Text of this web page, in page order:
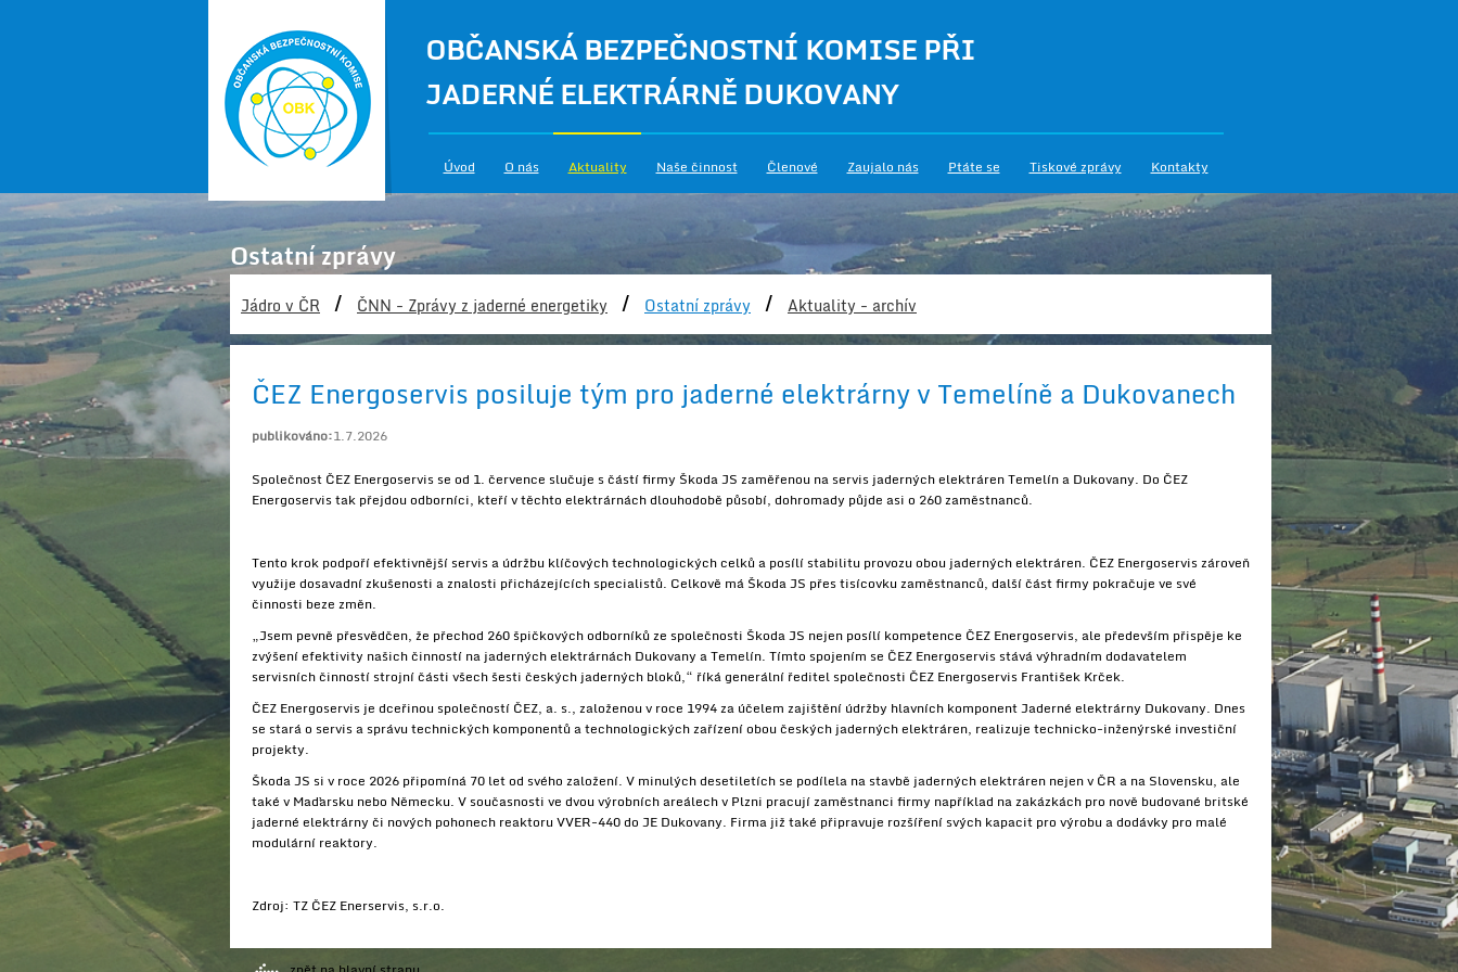
OBČANSKÁ BEZPEČNOSTNÍ KOMISE PŘI
JADERNÉ ELEKTRÁRNĚ DUKOVANY
Úvod O nás Aktuality Naše činnost Členové Zaujalo nás Ptáte se Tiskové zprávy Kontakty
Ostatní zprávy
Jádro v ČR / ČNN - Zprávy z jaderné energetiky / Ostatní zprávy / Aktuality - archív
ČEZ Energoservis posiluje tým pro jaderné elektrárny v Temelíně a Dukovanech
publikováno:1.7.2026
Společnost ČEZ Energoservis se od 1. července slučuje s částí firmy Škoda JS zaměřenou na servis jaderných elektráren Temelín a Dukovany. Do ČEZ
Energoservis tak přejdou odborníci, kteří v těchto elektrárnách dlouhodobě působí, dohromady půjde asi o 260 zaměstnanců.
Tento krok podpoří efektivnější servis a údržbu klíčových technologických celků a posílí stabilitu provozu obou jaderných elektráren. ČEZ Energoservis zároveň
využije dosavadní zkušenosti a znalosti přicházejících specialistů. Celkově má Škoda JS přes tisícovku zaměstnanců, další část firmy pokračuje ve své
činnosti beze změn.
„Jsem pevně přesvědčen, že přechod 260 špičkových odborníků ze společnosti Škoda JS nejen posílí kompetence ČEZ Energoservis, ale především přispěje ke
zvýšení efektivity našich činností na jaderných elektrárnách Dukovany a Temelín. Tímto spojením se ČEZ Energoservis stává výhradním dodavatelem
servisních činností strojní části všech šesti českých jaderných bloků,“ říká generální ředitel společnosti ČEZ Energoservis František Krček.
ČEZ Energoservis je dceřinou společností ČEZ, a. s., založenou v roce 1994 za účelem zajištění údržby hlavních komponent Jaderné elektrárny Dukovany. Dnes
se stará o servis a správu technických komponentů a technologických zařízení obou českých jaderných elektráren, realizuje technicko-inženýrské investiční
projekty.
Škoda JS si v roce 2026 připomíná 70 let od svého založení. V minulých desetiletích se podílela na stavbě jaderných elektráren nejen v ČR a na Slovensku, ale
také v Maďarsku nebo Německu. V současnosti ve dvou výrobních areálech v Plzni pracují zaměstnanci firmy například na zakázkách pro nově budované britské
jaderné elektrárny či nových pohonech reaktoru VVER-440 do JE Dukovany. Firma již také připravuje rozšíření svých kapacit pro výrobu a dodávky pro malé
modulární reaktory.
Zdroj: TZ ČEZ Enerservis, s.r.o.